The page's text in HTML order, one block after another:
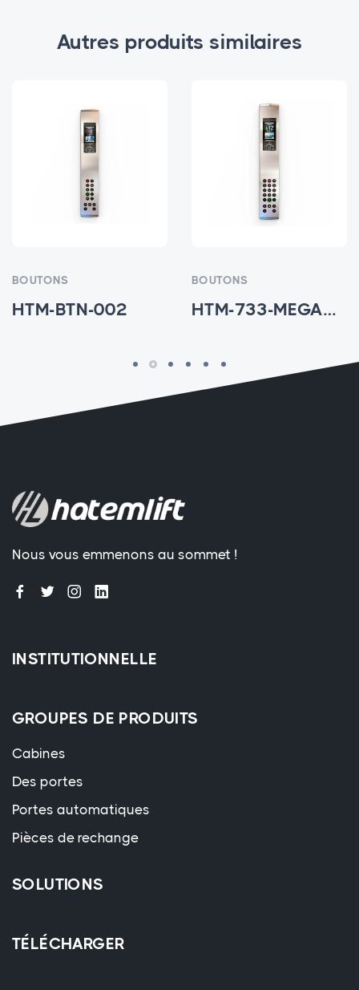
Autres produits similaires
BOUTONS
HTM-BTN-002
BOUTONS
HTM-733-MEGA7V - HTM-BTN-003
Nous vous emmenons au sommet !
INSTITUTIONNELLE
GROUPES DE PRODUITS
Cabines
Des portes
Portes automatiques
Pièces de rechange
SOLUTIONS
TÉLÉCHARGER